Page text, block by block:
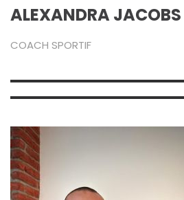
ALEXANDRA JACOBS
COACH SPORTIF